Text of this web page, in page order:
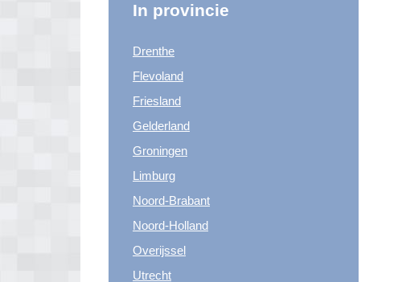
In provincie
Drenthe
Flevoland
Friesland
Gelderland
Groningen
Limburg
Noord-Brabant
Noord-Holland
Overijssel
Utrecht